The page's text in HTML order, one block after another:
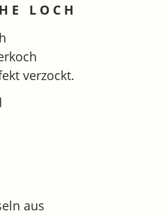
E L O C H
verzockt.
aus